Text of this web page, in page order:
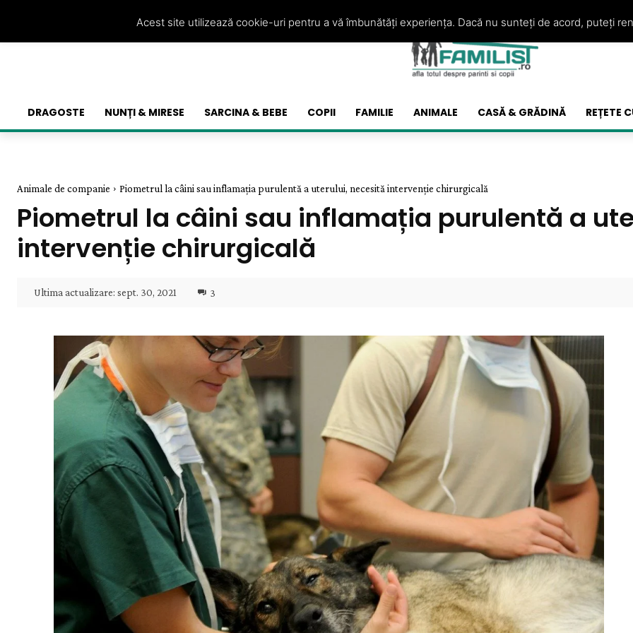
DRAGOSTE NUNȚI & MIRESE SARCINA & BEBE COPII FAMILIE ANIMALE CASĂ & GRĂDINĂ REȚETE
Animale de companie Piometrul la câini sau inflamația purulentă a uterului, necesită intervenție chirurgicală
Piometrul la câini sau inflamația purulentă a
intervenție chirurgicală
Ultima actualizare: sept. 30, 2021 3
Acest site utilizează cookie-uri pentru a vă îmbunătăți experiența. Dacă nu sunteți de acord, puteți